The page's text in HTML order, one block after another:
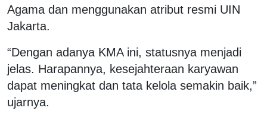
Agama dan menggunakan atribut resmi UIN
Jakarta.
“Dengan adanya KMA ini, statusnya menjadi
jelas. Harapannya, kesejahteraan karyawan
dapat meningkat dan tata kelola semakin baik,”
ujarnya.